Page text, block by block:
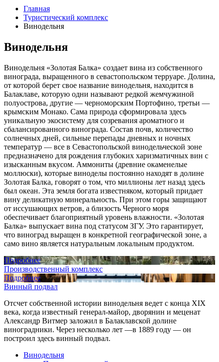
Главная
Туристический комплекс
Винодельня
Винодельня
Винодельня «Золотая Балка» создает вина из собственного
винограда, выращенного в севастопольском терруаре. Долина,
от которой берет свое название винодельня, находится в
Балаклаве, которую одни называют редкой жемчужиной
полуострова, другие — черноморским Портофино, третьи —
крымским Монако. Сама природа сформировала здесь
уникальную экосистему для созревания ароматного и
сбалансированного винограда. Состав почв, количество
солнечных дней, сильные перепады дневных и ночных
температур — все в Севастопольской винодельческой зоне
предназначено для рождения глубоких харизматичных вин с
изысканным вкусом. Аммониты (древние окаменелые
моллюски), которые виноделы постоянно находят в долине
Золотая Балка, говорят о том, что миллионы лет назад здесь
был океан. Эта земля богата известняком, который придает
вину деликатную минеральность. При этом горы защищают
от иссушающих ветров, а близость Черного моря
обеспечивает благоприятный уровень влажности. «Золотая
Балка» выпускает вина под статусом ЗГУ. Это гарантирует,
что виноград выращен в конкретной географической зоне, а
само вино является натуральным локальным продуктом.
Подробнее
Производственный комплекс
Подробнее
Винный подвал
Отсчет собственной истории винодельня ведет с конца XIX
века, когда известный генерал-майор, дворянин и меценат
Александр Витмер заложил в Балаклавской долине
виноградники. Через несколько лет —в 1889 году — он
построил здесь винный подвал.
Винодельня